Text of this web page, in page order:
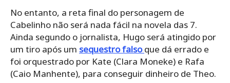
No entanto, a reta final do personagem de
Cabelinho não será nada fácil na novela das 7.
Ainda segundo o jornalista, Hugo será atingido por
um tiro após um sequestro falsoque dá errado e
foi orquestrado por Kate (Clara Moneke) e Rafa
(Caio Manhente), para conseguir dinheiro de Theo.